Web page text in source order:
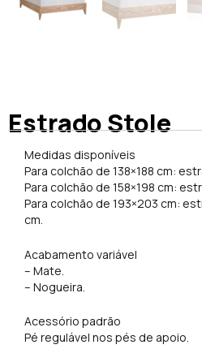
Estrado Stole
Medidas disponíveis
Para colchão de 138×188 cm:
Para colchão de 158×198 cm:
Para colchão de 193×203 cm:
cm.
Acabamento variável
– Mate.
– Nogueira.
Acessório padrão
Pé regulável nos pés de apoio.